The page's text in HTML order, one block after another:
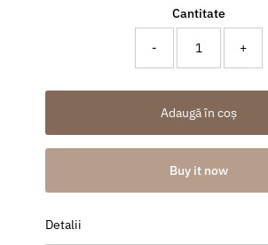
Cantitate
- +
Adaugă în coș
Buy it now
Detalii